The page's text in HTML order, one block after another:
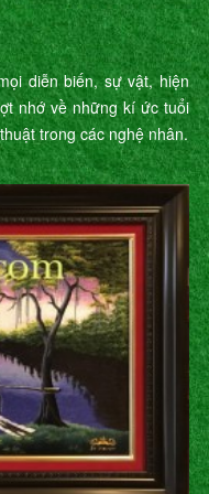
diễn biến, sự vật, hiện
nhớ về những kí ức tuổi
trong các nghệ nhân.